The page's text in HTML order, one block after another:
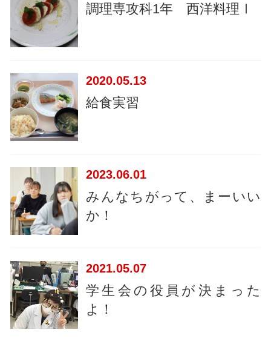
調理専攻科1年 西洋料理Ⅰ
2020 05.13
給食実習
2023 06.01
みんなちがって、まーいい
か！
2021 05.07
学生会の役員が決まった
よ！